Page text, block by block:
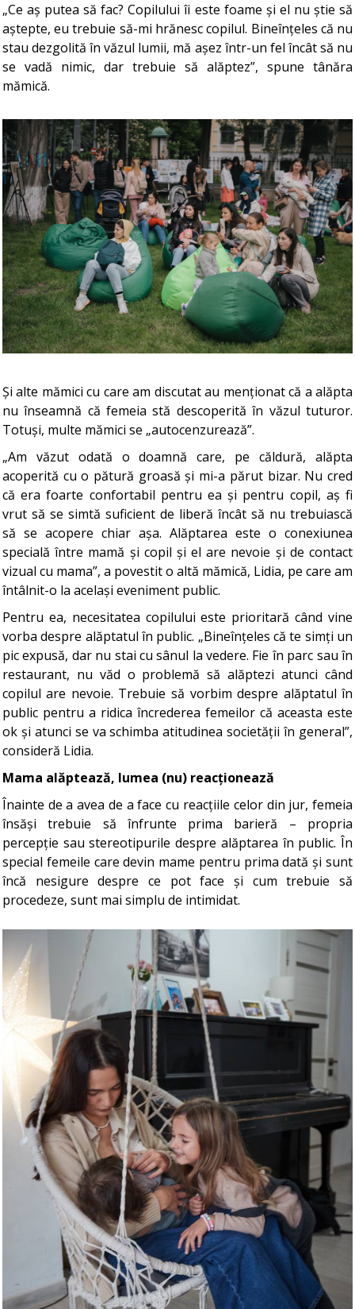
„Ce aș putea să fac? Copilului îi este foame și el nu știe să
aștepte, eu trebuie să-mi hrănesc copilul. Bineînțeles că nu
stau dezgolită în văzul lumii, mă așez într-un fel încât să nu
se vadă nimic, dar trebuie să alăptez”, spune tânăra
mămică.
Și alte mămici cu care am discutat au menționat că a alăpta
nu înseamnă că femeia stă descoperită în văzul tuturor.
Totuși, multe mămici se „autocenzurează”.
„Am văzut odată o doamnă care, pe căldură, alăpta
acoperită cu o pătură groasă și mi-a părut bizar. Nu cred
că era foarte confortabil pentru ea și pentru copil, aș fi
vrut să se simtă suficient de liberă încât să nu trebuiască
să se acopere chiar așa. Alăptarea este o conexiunea
specială între mamă și copil și el are nevoie și de contact
vizual cu mama”, a povestit o altă mămică, Lidia, pe care am
întâlnit-o la același eveniment public.
Pentru ea, necesitatea copilului este prioritară când vine
vorba despre alăptatul în public. „Bineînțeles că te simți un
pic expusă, dar nu stai cu sânul la vedere. Fie în parc sau în
restaurant, nu văd o problemă să alăptezi atunci când
copilul are nevoie. Trebuie să vorbim despre alăptatul în
public pentru a ridica încrederea femeilor că aceasta este
ok și atunci se va schimba atitudinea societății în general”,
consideră Lidia.
Mama alăptează, lumea (nu) reacționează
Înainte de a avea de a face cu reacțiile celor din jur, femeia
însăși trebuie să înfrunte prima barieră – propria
percepție sau stereotipurile despre alăptarea în public. În
special femeile care devin mame pentru prima dată și sunt
încă nesigure despre ce pot face și cum trebuie să
procedeze, sunt mai simplu de intimidat.